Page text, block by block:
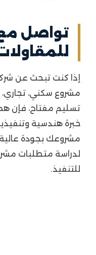
تواصل
إذا كنت تبحث عن
مشروع سكني، تجاري،
تسليم مفتاح، فإن
خبرة هندسية
مشروعك بجودة
لدراسة متطلبات
للتنفيذ.